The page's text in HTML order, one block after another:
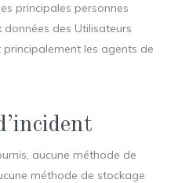
principales personnes
données des Utilisateurs
les agents de
aucune méthode de
méthode de stockage